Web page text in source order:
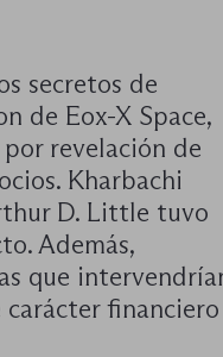
secretos de
de Eox-X Space,
revelación de
Kharbachi
D. Little tuvo
Además,
que
financiero